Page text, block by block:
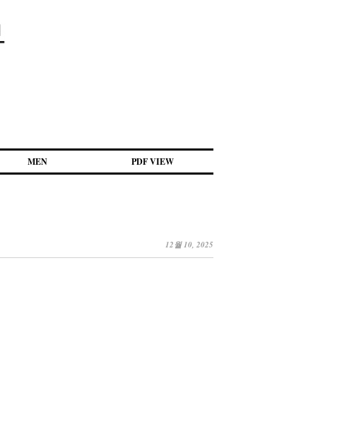
MEN PDF VIEW
12월 10, 2025